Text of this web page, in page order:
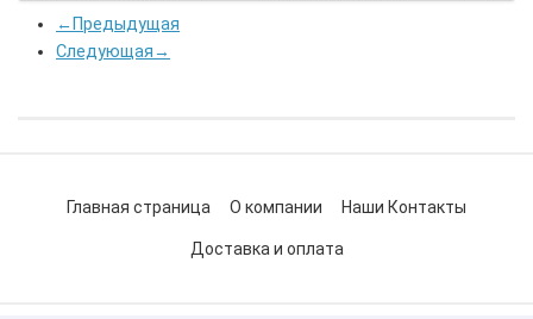
← Предыдущая
Следующая→
Главная страница О компании Наши Контакты
Доставка и оплата